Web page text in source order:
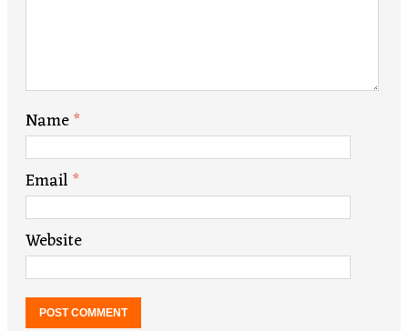
Name*
Email*
Website